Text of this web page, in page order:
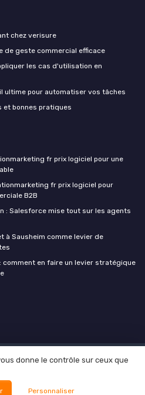
chez verisure
de geste commercial efficace
les cas d'utilisation en
ultime pour automatiser vos tâches
et bonnes pratiques
fr prix logiciel pour une
fr prix logiciel pour
B2B
: Salesforce mise tout sur les agents
à Sausheim comme levier de
en faire un levier stratégique
de confidentialité
Grande
l'IA et la leadgen
WORK ! 2026
donne le contrôle sur ceux que
Personnaliser